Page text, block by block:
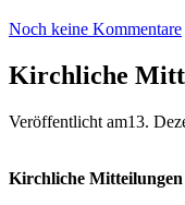
Noch keine Kommentare
Kirchliche
Veröffentlicht am13.
Kirchliche Mitteilungen